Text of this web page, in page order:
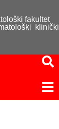
fakultet
klinički